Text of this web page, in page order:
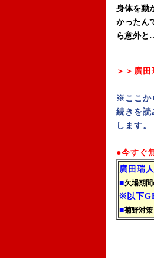
身体を動
かったん
ら意外と
＞＞廣
※ここか
続きを読
します。
●今すぐ
廣田瑞
■欠場期
※以下
■菊野対